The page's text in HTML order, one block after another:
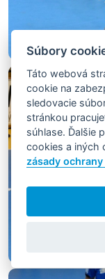
Súbory
Táto webová
cookie na
sledovacie
stránkou
súhlase. Ďalšie
cookies a iných
zásady